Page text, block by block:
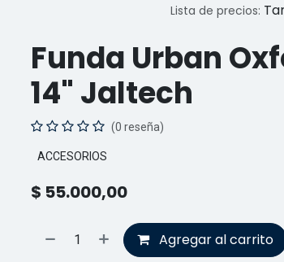
Lista de precios:
Funda Urban
14" Jaltech
(0 reseña)
ACCESORIOS
$ 55.000,00
Agregar al carrito